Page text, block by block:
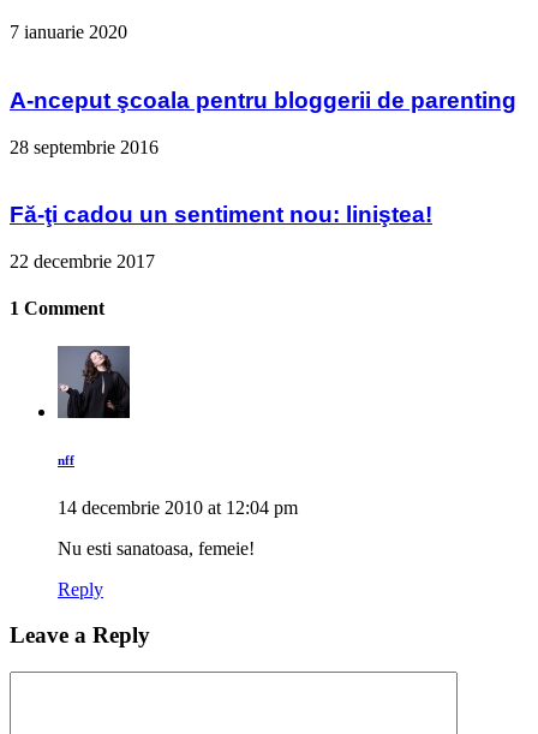
7 ianuarie 2020
A-nceput şcoala pentru bloggerii de parenting
28 septembrie 2016
Fă-ţi cadou un sentiment nou: liniştea!
22 decembrie 2017
1 Comment
nff
14 decembrie 2010 at 12:04 pm
Nu esti sanatoasa, femeie!
Reply
Leave a Reply